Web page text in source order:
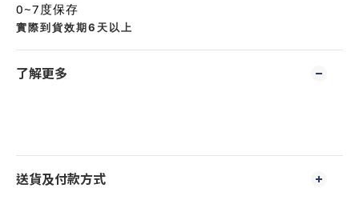
0~7度保存
實際到貨效期6天以上
了解更多
送貨及付款方式